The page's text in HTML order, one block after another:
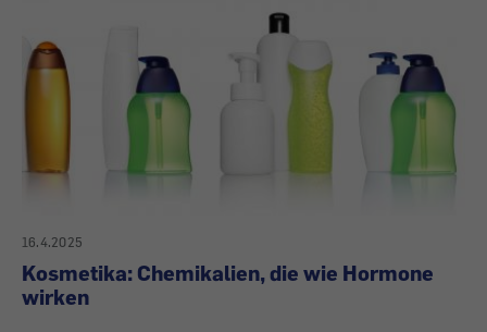
16.4.2025
Kosmetika: Chemikalien, die wie Hormone
wirken